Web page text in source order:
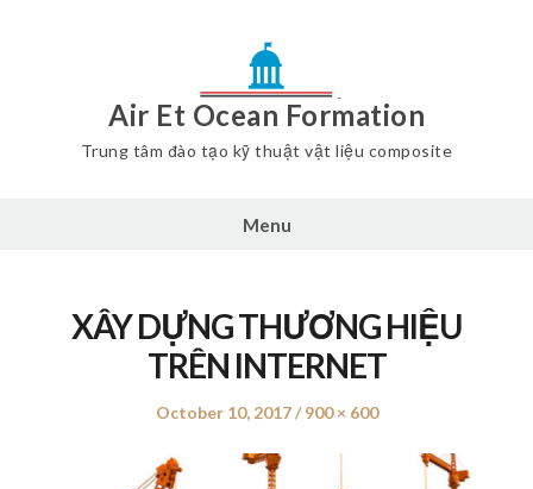
Air Et Ocean Formation
Trung tâm đào tạo kỹ thuật vật liệu composite
Menu
XÂY DỰNG THƯƠNG HIỆU
TRÊN INTERNET
Posted
October 10, 2017
Full
900 × 600